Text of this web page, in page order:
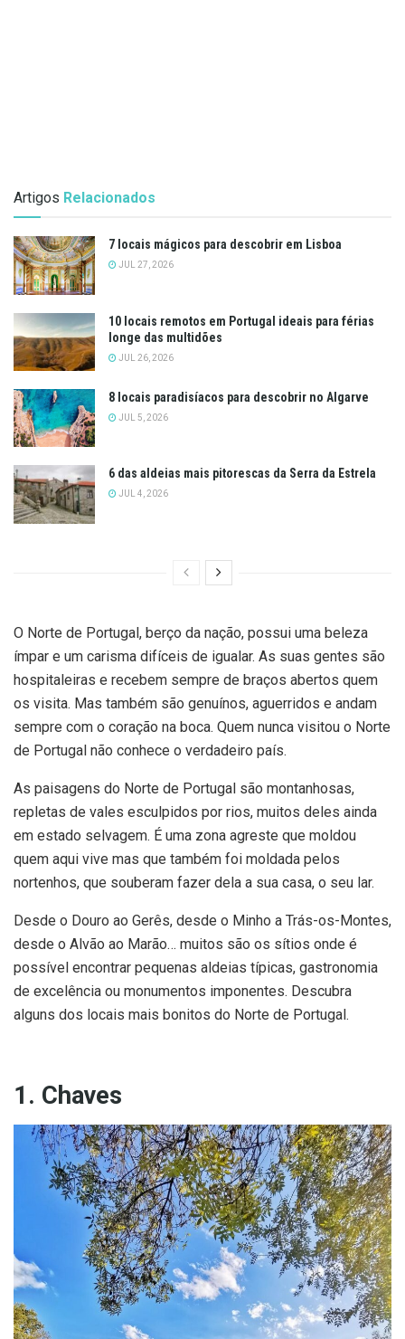
Artigos Relacionados
7 locais mágicos para descobrir em Lisboa
JUL 27, 2026
10 locais remotos em Portugal ideais para férias
longe das multidões
JUL 26, 2026
8 locais paradisíacos para descobrir no Algarve
JUL 5, 2026
6 das aldeias mais pitorescas da Serra da Estrela
JUL 4, 2026
O Norte de Portugal, berço da nação, possui uma beleza
ímpar e um carisma difíceis de igualar. As suas gentes são
hospitaleiras e recebem sempre de braços abertos quem
os visita. Mas também são genuínos, aguerridos e andam
sempre com o coração na boca. Quem nunca visitou o Norte
de Portugal não conhece o verdadeiro país.
As paisagens do Norte de Portugal são montanhosas,
repletas de vales esculpidos por rios, muitos deles ainda
em estado selvagem. É uma zona agreste que moldou
quem aqui vive mas que também foi moldada pelos
nortenhos, que souberam fazer dela a sua casa, o seu lar.
Desde o Douro ao Gerês, desde o Minho a Trás-os-Montes,
desde o Alvão ao Marão… muitos são os sítios onde é
possível encontrar pequenas aldeias típicas, gastronomia
de excelência ou monumentos imponentes. Descubra
alguns dos locais mais bonitos do Norte de Portugal.
1. Chaves